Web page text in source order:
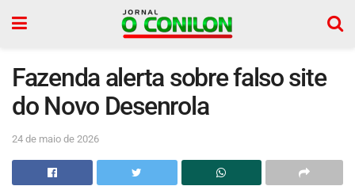
Fazenda alerta sobre falso site
do Novo Desenrola
24 de maio de 2026